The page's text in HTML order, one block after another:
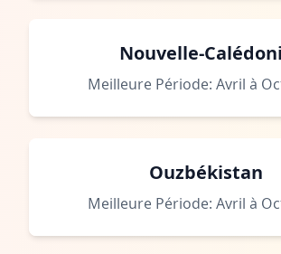
Nouvelle-
Meilleure
Ouzbékistan
Meilleure